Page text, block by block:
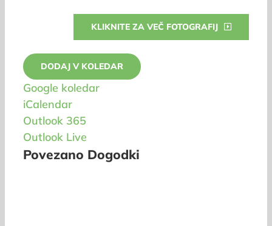
KLIKNITE ZA VEČ FOTOGRAFIJ
DODAJ V KOLEDAR
Google koledar
iCalendar
Outlook 365
Outlook Live
Povezano Dogodki